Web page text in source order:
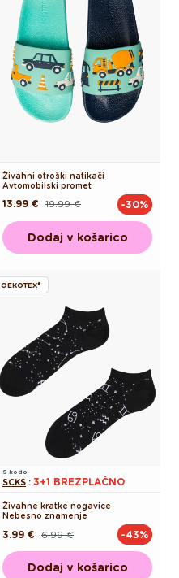
Živahni otroški natikači
Avtomobilski promet
Redna
19.99 €
Akcijska
13.99 € -30%
Dodaj v košarico
OEKOTEX®
S kodo
SCKS : 3+1 BREZPLAČNO
Živahne kratke nogavice
Nebesno znamenje
Redna 6.99 €
Akcijska
3.99 € -43%
Dodaj v košarico